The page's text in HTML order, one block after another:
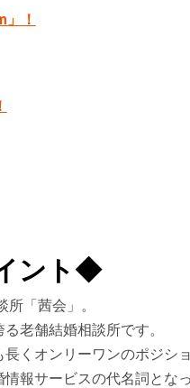
！
ント◆
「茜会」。
老舗結婚相談所です。
くオンリーワンのポジシ
報サービスの代名詞となっ